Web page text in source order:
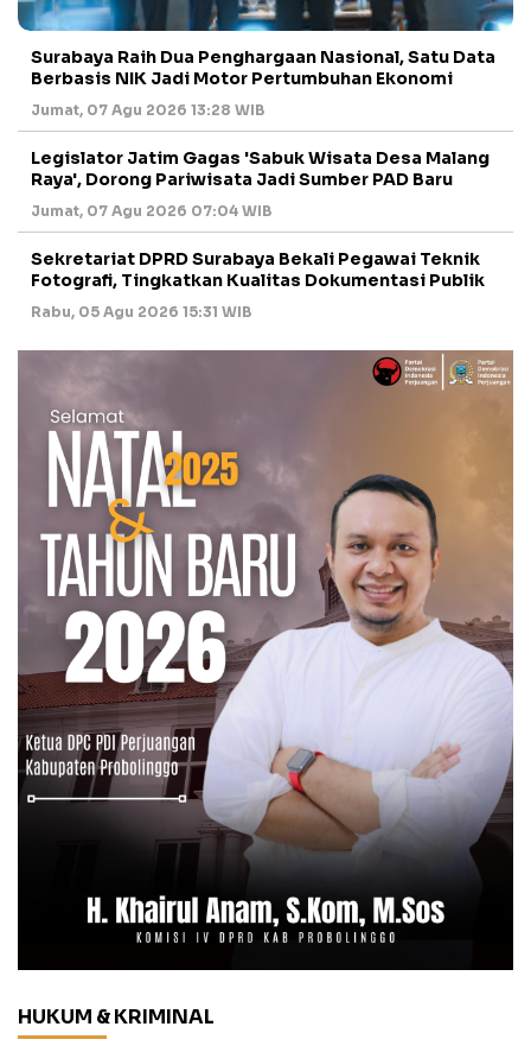
Surabaya Raih Dua Penghargaan Nasional, Satu Data
Berbasis NIK Jadi Motor Pertumbuhan Ekonomi
Jumat, 07 Agu 2026 13:28 WIB
Legislator Jatim Gagas 'Sabuk Wisata Desa Malang
Raya', Dorong Pariwisata Jadi Sumber PAD Baru
Jumat, 07 Agu 2026 07:04 WIB
Sekretariat DPRD Surabaya Bekali Pegawai Teknik
Fotografi, Tingkatkan Kualitas Dokumentasi Publik
Rabu, 05 Agu 2026 15:31 WIB
HUKUM & KRIMINAL